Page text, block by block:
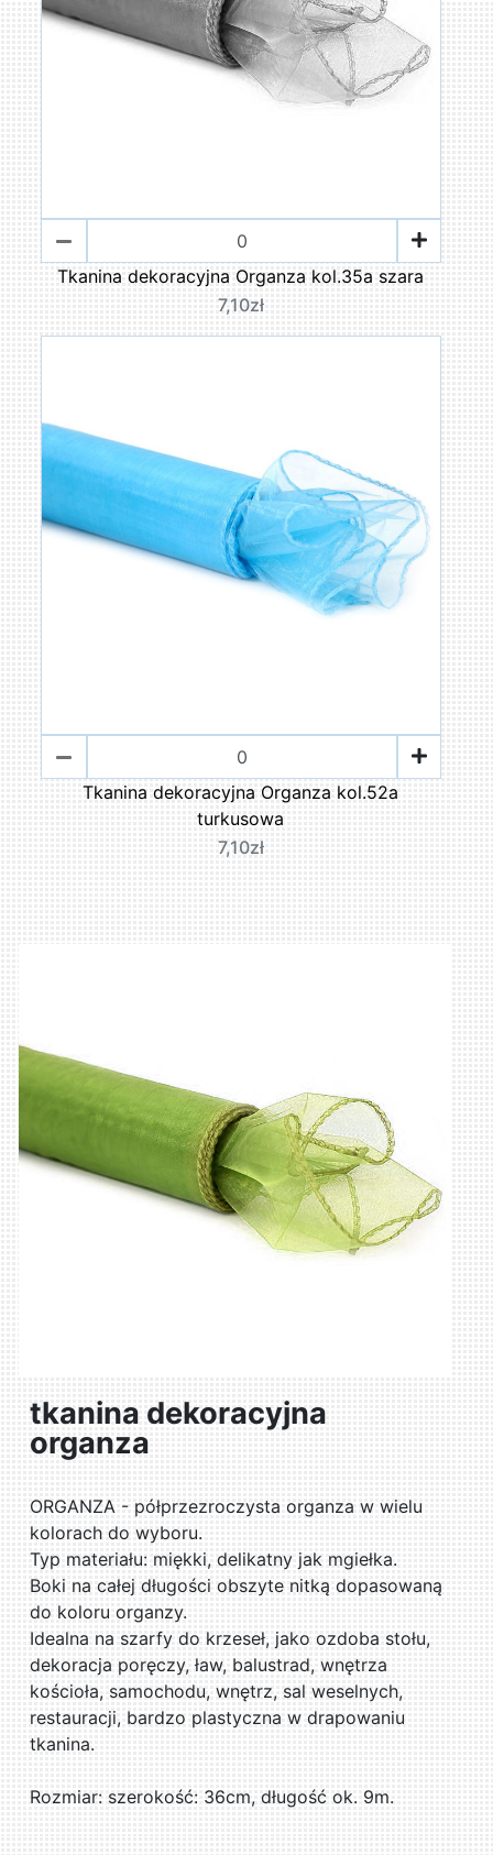
Tkanina dekoracyjna Organza kol.35a szara
7,10zł
Tkanina dekoracyjna Organza kol.52a
turkusowa
7,10zł
tkanina dekoracyjna
organza
ORGANZA - półprzezroczysta organza w wielu
kolorach do wyboru.
Typ materiału: miękki, delikatny jak mgiełka.
Boki na całej długości obszyte nitką dopasowaną
do koloru organzy.
Idealna na szarfy do krzeseł, jako ozdoba stołu,
dekoracja poręczy, ław, balustrad, wnętrza
kościoła, samochodu, wnętrz, sal weselnych,
restauracji, bardzo plastyczna w drapowaniu
tkanina.
Rozmiar: szerokość: 36cm, długość ok. 9m.